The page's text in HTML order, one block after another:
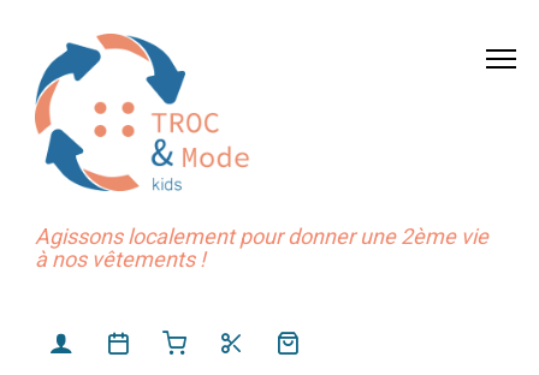
Agissons localement pour donner une 2ème vie
à nos vêtements !